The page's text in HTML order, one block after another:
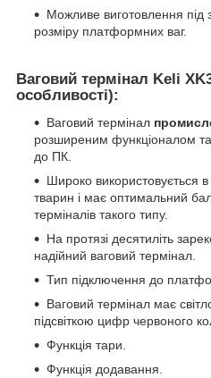
Можливе виготовлення під
розміру платформних ваг.
Ваговий термінал Keli XK
особливості):
Ваговий термінал
розширеним функціоналом
до ПК.
Широко використовується
тварин і має оптимальний
терміналів такого типу.
На протязі десятиліть
надійний ваговий термінал.
Тип підключення до
Ваговий термінал має
підсвіткою цифр червоного
Функція тари.
Функція додавання.